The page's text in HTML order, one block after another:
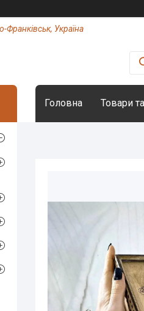
Франківськ, Україна
Головна Товари